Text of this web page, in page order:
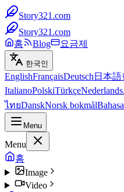
Story321.com
Story321.com
홈
Blog 요금제
한국인
EnglishFrançaisDeutsch 日本語
ItalianoPolskiTürkçeNederlands
ไทยDanskNorsk bokmål
Menu
Menu
홈
Image
Video